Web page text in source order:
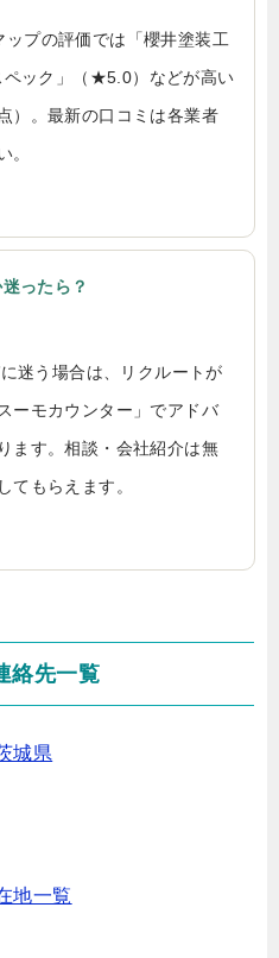
プの評価では「櫻井塗装工
ック」（★5.0）などが高い
）。最新の口コミは各業者
。
ったら？
迷う場合は、リクルートが
ーモカウンター」でアドバ
ます。相談・会社紹介は無
てもらえます。
絡先一覧
城県
地一覧